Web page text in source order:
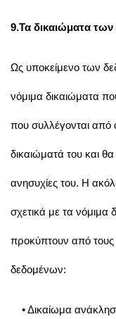
9.Τα δικαιώματα
Ως υποκείμενο των
νόμιμα δικαιώματα
που συλλέγονται από
δικαιώματά του και
ανησυχίες του. Η
σχετικά με τα
προκύπτουν από τους
δεδομένων:
• Δικαίωμα